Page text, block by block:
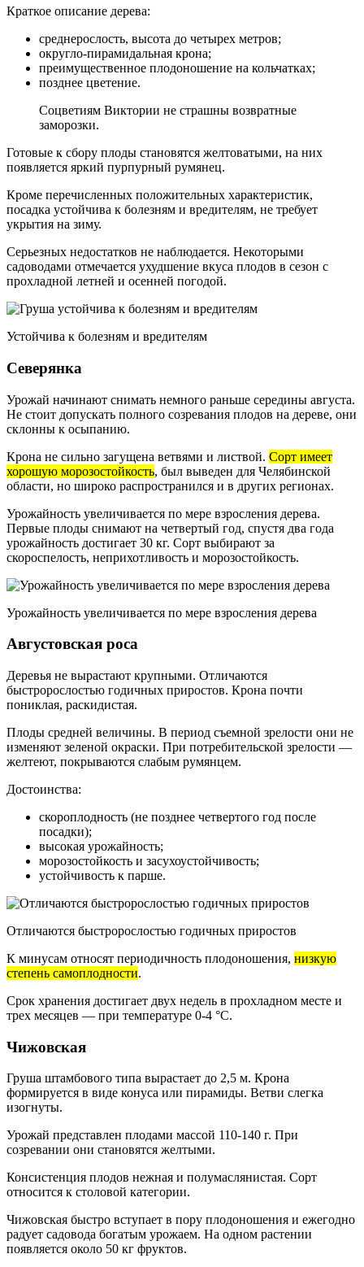
Краткое описание дерева:
среднерослость, высота до четырех метров;
округло-пирамидальная крона;
преимущественное плодоношение на кольчатках;
позднее цветение.
Соцветиям Виктории не страшны возвратные
заморозки.
Готовые к сбору плоды становятся желтоватыми, на них
появляется яркий пурпурный румянец.
Кроме перечисленных положительных характеристик,
посадка устойчива к болезням и вредителям, не требует
укрытия на зиму.
Серьезных недостатков не наблюдается. Некоторыми
садоводами отмечается ухудшение вкуса плодов в сезон с
прохладной летней и осенней погодой.
Устойчива к болезням и вредителям
Северянка
Урожай начинают снимать немного раньше середины августа.
Не стоит допускать полного созревания плодов на дереве, они
склонны к осыпанию.
Крона не сильно загущена ветвями и листвой. Сорт имеет
хорошую морозостойкость, был выведен для Челябинской
области, но широко распространился и в других регионах.
Урожайность увеличивается по мере взросления дерева.
Первые плоды снимают на четвертый год, спустя два года
урожайность достигает 30 кг. Сорт выбирают за
скороспелость, неприхотливость и морозостойкость.
Урожайность увеличивается по мере взросления дерева
Августовская роса
Деревья не вырастают крупными. Отличаются
быстророслостью годичных приростов. Крона почти
пониклая, раскидистая.
Плоды средней величины. В период съемной зрелости они не
изменяют зеленой окраски. При потребительской зрелости —
желтеют, покрываются слабым румянцем.
Достоинства:
скороплодность (не позднее четвертого год после
посадки);
высокая урожайность;
морозостойкость и засухоустойчивость;
устойчивость к парше.
Отличаются быстророслостью годичных приростов
К минусам относят периодичность плодоношения, низкую
степень самоплодности.
Срок хранения достигает двух недель в прохладном месте и
трех месяцев — при температуре 0-4 °C.
Чижовская
Груша штамбового типа вырастает до 2,5 м. Крона
формируется в виде конуса или пирамиды. Ветви слегка
изогнуты.
Урожай представлен плодами массой 110-140 г. При
созревании они становятся желтыми.
Консистенция плодов нежная и полумаслянистая. Сорт
относится к столовой категории.
Чижовская быстро вступает в пору плодоношения и ежегодно
радует садовода богатым урожаем. На одном растении
появляется около 50 кг фруктов.